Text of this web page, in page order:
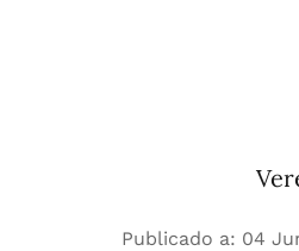
Publicado a: 04